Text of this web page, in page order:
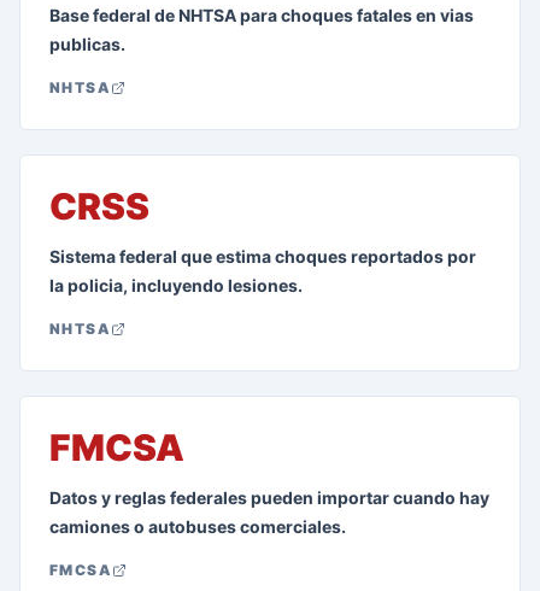
Base federal de NHTSA para choques fatales en vias
publicas.
NHTSA
CRSS
Sistema federal que estima choques reportados por
la policia, incluyendo lesiones.
NHTSA
FMCSA
Datos y reglas federales pueden importar cuando hay
camiones o autobuses comerciales.
FMCSA